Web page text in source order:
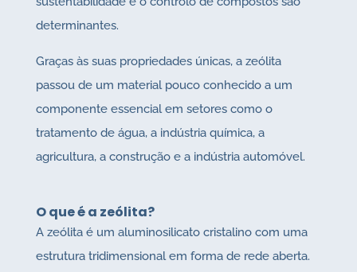
determinantes.
Graças às suas propriedades únicas, a zeólita
passou de um material pouco conhecido a um
componente essencial em setores como o
tratamento de água, a indústria química, a
agricultura, a construção e a indústria automóvel.
O que é a zeólita?
A zeólita é um aluminosilicato cristalino com uma
estrutura tridimensional em forma de rede aberta.